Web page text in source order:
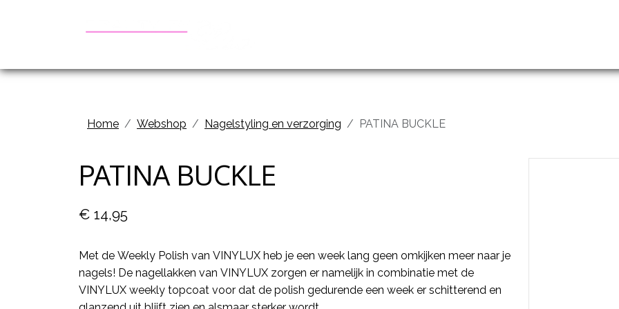
Home Webshop Nagelstyling en verzorging PATINA BUCKLE
PATINA BUCKLE
€ 14,95
Met de Weekly Polish van VINYLUX heb je een week lang geen omkijken meer naar je
nagels! De nagellakken van VINYLUX zorgen er namelijk in combinatie met de
VINYLUX weekly topcoat voor dat de polish gedurende een week er schitterend en